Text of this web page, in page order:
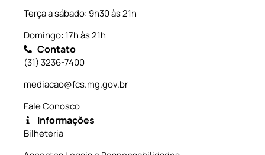
Terça a sábado: 9h30 às 21h
Domingo: 17h às 21h
Contato
(31) 3236-7400
mediacao@fcs.mg.gov.br
Fale Conosco
Informações
Bilheteria